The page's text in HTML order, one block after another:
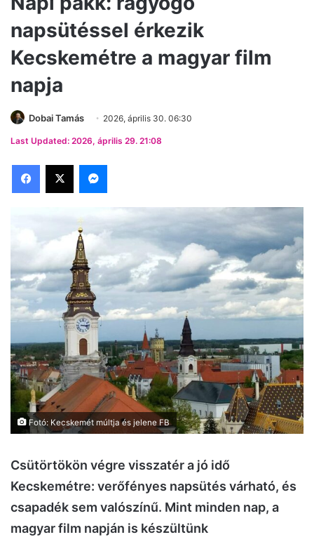
napsütéssel érkezik
Kecskemétre a magyar film
napja
Dobai Tamás 2026, április 30. 06:30
Last Updated: 2026, április 29. 21:08
Facebook
X Messenger
Fotó: Kecskemét múltja és jelene FB
Csütörtökön végre visszatér a jó idő
Kecskemétre: verőfényes napsütés várható, és
csapadék sem valószínű. Mint minden nap, a
magyar film napján is készültünk